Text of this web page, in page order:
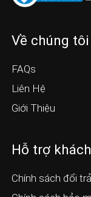
Về chúng tôi
FAQs
Liên Hệ
Giới Thiệu
Hỗ trợ
Chính sách đổi trả